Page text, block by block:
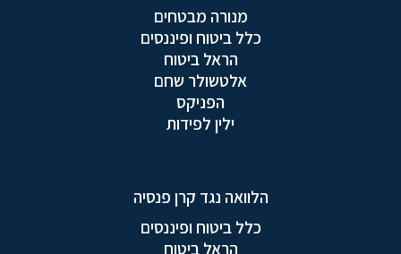
מנורה מבטחים
כלל ביטוח ופיננסים
הראל ביטוח
אלטשולר שחם
הפניקס
ילין לפידות
הלוואה נגד קרן פנסיה
כלל ביטוח ופיננסים
הראל ביטוח